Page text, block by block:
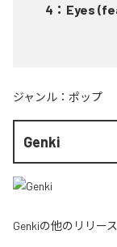
4 ： Eyes
ジャンル： ポップ
Genki
Genkiの他のリリース